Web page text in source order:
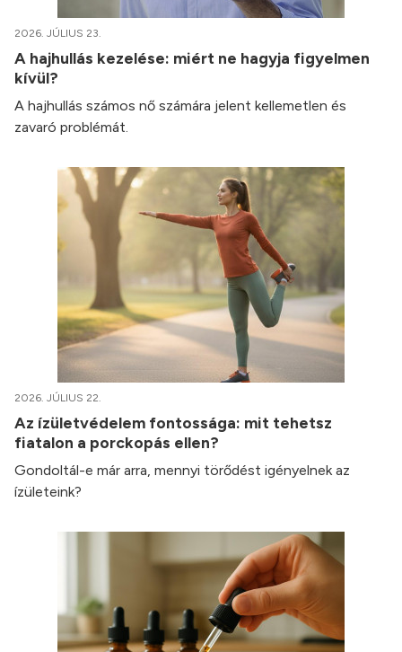
2026. JÚLIUS 23.
A hajhullás kezelése: miért ne hagyja figyelmen
kívül?
A hajhullás számos nő számára jelent kellemetlen és
zavaró problémát.
2026. JÚLIUS 22.
Az ízületvédelem fontossága: mit tehetsz
fiatalon a porckopás ellen?
Gondoltál-e már arra, mennyi törődést igényelnek az
ízületeink?